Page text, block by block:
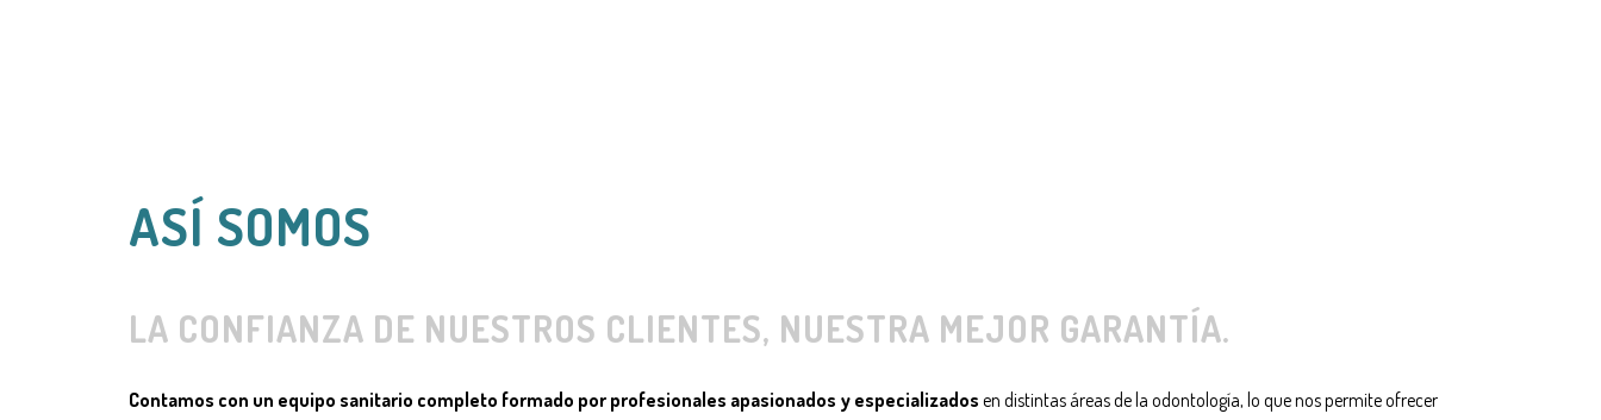
ASÍ SOMOS
LA CONFIANZA DE NUESTROS CLIENTES, NUESTRA MEJOR GARANTÍA.
Contamos con un equipo sanitario completo formado por profesionales apasionados y especializados en distintas áreas de la odontología, lo que nos permite ofrecer